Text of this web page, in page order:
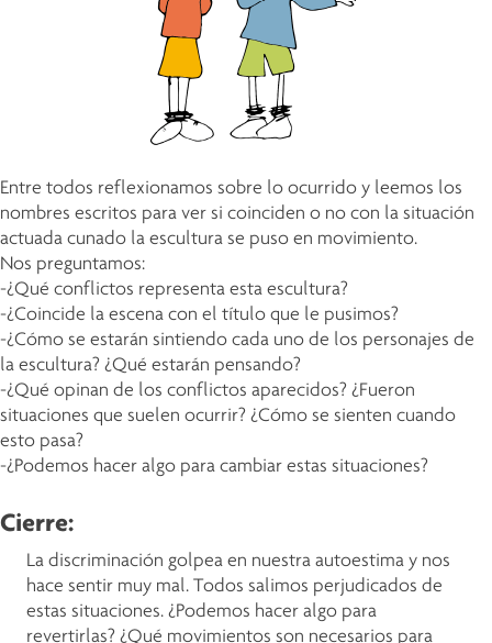
Entre todos reflexionamos sobre lo ocurrido y leemos los
nombres escritos para ver si coinciden o no con la situación
actuada cunado la escultura se puso en movimiento.
Nos preguntamos:
-¿Qué conflictos representa esta escultura?
-¿Coincide la escena con el título que le pusimos?
-¿Cómo se estarán sintiendo cada uno de los personajes de
la escultura? ¿Qué estarán pensando?
-¿Qué opinan de los conflictos aparecidos? ¿Fueron
situaciones que suelen ocurrir? ¿Cómo se sienten cuando
esto pasa?
-¿Podemos hacer algo para cambiar estas situaciones?
Cierre:
La discriminación golpea en nuestra autoestima y nos
hace sentir muy mal. Todos salimos perjudicados de
estas situaciones. ¿Podemos hacer algo para
revertirlas? ¿Qué movimientos son necesarios para